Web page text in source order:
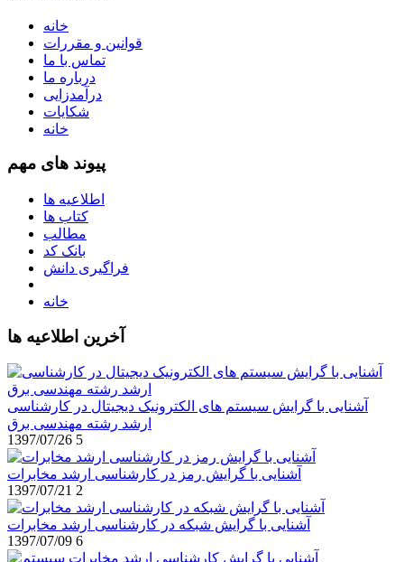
خانه
قوانین و مقررات
تماس با ما
درباره ما
درآمدزایی
شکایات
خانه
پیوند های مهم
اطلاعیه ها
کتاب ها
مطالب
بانک کد
فراگیری دانش
خانه
آخرین اطلاعیه ها
آشنایی با گرایش سیستم های الکترونیک دیجیتال در کارشناسی
ارشد رشته مهندسی برق
1397/07/26 5
آشنایی با گرایش رمز در کارشناسی ارشد مخابرات
1397/07/21 2
آشنایی با گرایش شبکه در کارشناسی ارشد مخابرات
1397/07/09 6